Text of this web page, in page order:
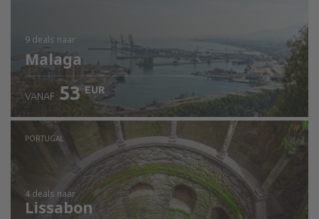
9 deals naar
Malaga
VANAF 53 EUR
PORTUGAL
4 deals naar
Lissabon